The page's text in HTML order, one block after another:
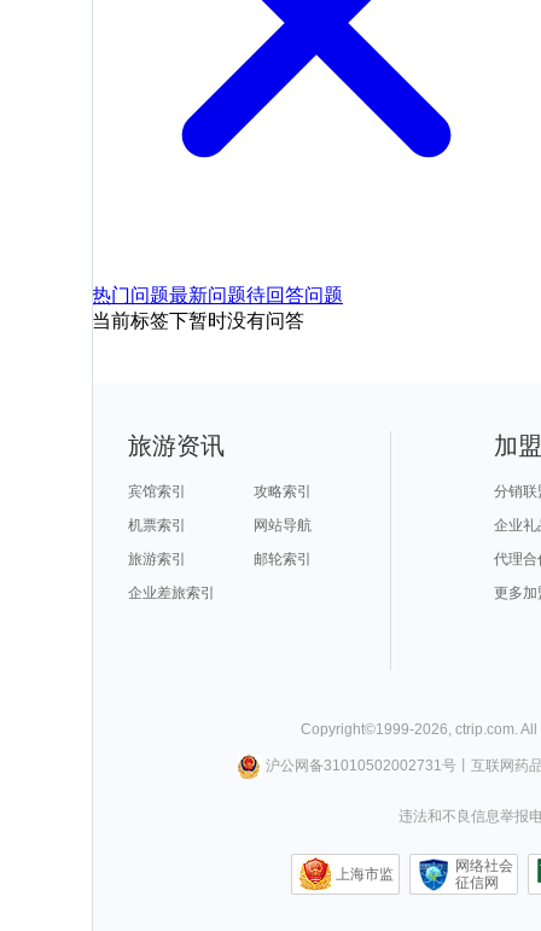
热门问题最新问题待回答问题
当前标签下暂时没有问答
旅游资讯
宾馆索引
攻略索引
机票索引
网站导航
旅游索引
邮轮索引
企业差旅索引
加
分销联
企业礼
代理合
更多加
Copyright©1999-2026, ctrip.com.
沪公网备31010502002731号丨 互联网药
违法和不良信息举报
上海市监
网络社会
征信网